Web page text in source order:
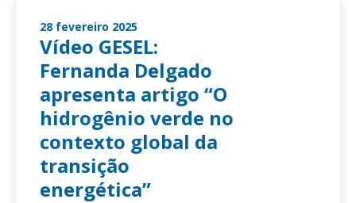
28 fevereiro 2025
Vídeo GESEL:
Fernanda Delgado
apresenta artigo “O
hidrogênio verde no
contexto global da
transição
energética”